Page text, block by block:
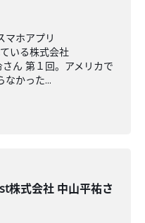
マホアプリ
いる株式会社
ん 第１回。アメリカで
なかった...
株式会社 中山平祐さ